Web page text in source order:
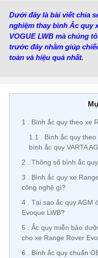
Dưới đây là bài viết chia
nghiệm thay bình Ắc quy
VOGUE LWB mà chúng
trước đây nhằm giúp
toàn và hiệu quả nhất.
1
Bình ắc quy theo xe
1.1
Bình ắc quy theo
bình ắc quy VARTA
2
Thông số bình ắc
3
Bình ắc quy xe
công nghệ gì?
4
Tại sao ắc quy AGM
Evoque LWB?
5
Ắc quy miễn bảo
cho xe Range Rover
6
Bình ắc quy chuẩn